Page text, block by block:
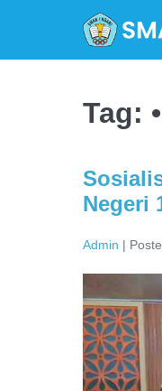
content
Tag:
Negeri
Admin |
Pemilihan
Mata
Pelajaran
bagi